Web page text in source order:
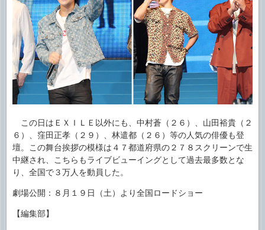
この日はＥＸＩＬＥ以外にも、中村蒼（２６）、山田裕貴（２
６）、窪田正孝（２９）、林遣都（２６）等の人気の俳優も登
壇。この舞台挨拶の模様は４７都道府県の２７８スクリーンで生
中継され、こちらもライブビューイングとして過去最多数とな
り、全国で３万人を動員した。
劇場公開：８月１９日（土）より全国ロードショー
【編集部】